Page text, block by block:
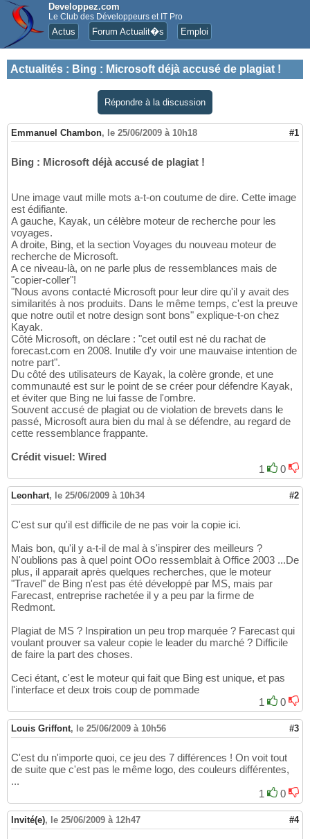
Developpez.com
Le Club des Développeurs et IT Pro
Actus Forum Actualit�s Emploi
Actualités : Bing : Microsoft déjà accusé de plagiat !
Répondre à la discussion
Emmanuel Chambon, le 25/06/2009 à 10h18 #1
Bing : Microsoft déjà accusé de plagiat !
Une image vaut mille mots a-t-on coutume de dire. Cette image
est édifiante.
A gauche, Kayak, un célèbre moteur de recherche pour les
voyages.
A droite, Bing, et la section Voyages du nouveau moteur de
recherche de Microsoft.
A ce niveau-là, on ne parle plus de ressemblances mais de
"copier-coller"!
"Nous avons contacté Microsoft pour leur dire qu'il y avait des
similarités à nos produits. Dans le même temps, c'est la preuve
que notre outil et notre design sont bons" explique-t-on chez
Kayak.
Côté Microsoft, on déclare : "cet outil est né du rachat de
forecast.com en 2008. Inutile d'y voir une mauvaise intention de
notre part".
Du côté des utilisateurs de Kayak, la colère gronde, et une
communauté est sur le point de se créer pour défendre Kayak,
et éviter que Bing ne lui fasse de l'ombre.
Souvent accusé de plagiat ou de violation de brevets dans le
passé, Microsoft aura bien du mal à se défendre, au regard de
cette ressemblance frappante.
Crédit visuel: Wired
1
0
Leonhart, le 25/06/2009 à 10h34 #2
C'est sur qu'il est difficile de ne pas voir la copie ici.
Mais bon, qu'il y a-t-il de mal à s'inspirer des meilleurs ?
N'oublions pas à quel point OOo ressemblait à Office 2003 ...De
plus, il apparait après quelques recherches, que le moteur
"Travel" de Bing n'est pas été développé par MS, mais par
Farecast, entreprise rachetée il y a peu par la firme de
Redmont.
Plagiat de MS ? Inspiration un peu trop marquée ? Farecast qui
voulant prouver sa valeur copie le leader du marché ? Difficile
de faire la part des choses.
Ceci étant, c'est le moteur qui fait que Bing est unique, et pas
l'interface et deux trois coup de pommade
1
0
Louis Griffont, le 25/06/2009 à 10h56 #3
C'est du n'importe quoi, ce jeu des 7 différences ! On voit tout
de suite que c'est pas le même logo, des couleurs différentes,
...
1
0
Invité(e), le 25/06/2009 à 12h47 #4